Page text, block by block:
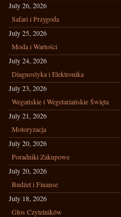
July 26, 2026
Safari i Przygoda
July 25, 2026
Moda i Wartości
July 24, 2026
Diagnostyka i Elektronika
July 23, 2026
Wegańskie i Wegetariańskie Święta
July 21, 2026
Motoryzacja
July 20, 2026
Poradniki Zakupowe
July 20, 2026
Budżet i Finanse
July 18, 2026
Głos Czytelników